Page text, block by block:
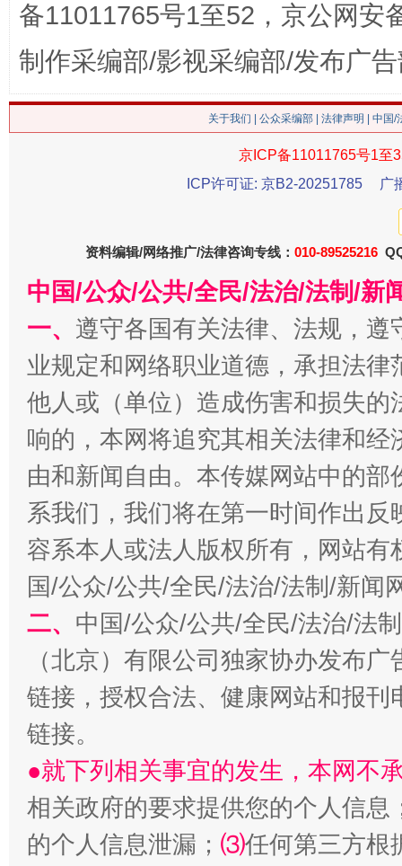
“刷贴”乱象丛生
生
揭批美国五大"原罪" "炒
解纷+调解+退费，一次搞定
站台名比不上好声名
备11011765号1至52，京公网安
制作采编部/影视采编部/发布广
关于我们 公众采编部 法律声明 | 中国
京ICP备11011765号1至
ICP许可证: 京B2-20251785
广
资料编辑/网络推广/法律咨询专线： 010-89525216
中国/公众/公共/全民/法治/法制/新
一、 遵守各国有关法律、法规，
业规定和网络职业道德，承担法
他人或（单位）造成伤害和损失
响的，本网将追究其相关法律和
由和新闻自由。本传媒网站中的
系我们，我们将在第一时间作出
容系本人或法人版权所有，网站
国/公众/公共/全民/法治/法制/新闻
二、 中国/公众/公共/全民/法治/法
（北京）有限公司独家协办发布
链接，授权合法、健康网站和报
链接。
●就下列相关事宜的发生，本网不
相关政府的要求提供您的个人信息
的个人信息泄漏； ⑶任何第三方根